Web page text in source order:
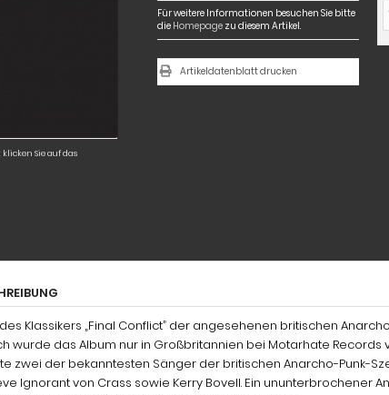
Sie auf das
Für weitere Informationen besuchen Sie bitte
die Homepagezu diesem Artikel.
Artikeldatenblatt drucken
Klassikers „Final Conflict” der angesehenen britischen
wurde das Album nur in Großbritannien bei Motarhate Records
zwei der bekanntesten Sänger der britischen Anarcho-Punk-
Ignorant von Crass sowie Kerry Bovell. Ein ununterbrochener